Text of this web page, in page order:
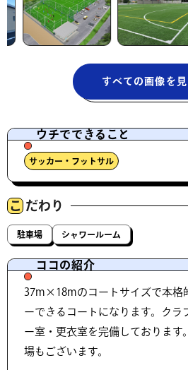
すべての画像を見
ウチでできること
サッカー・フットサル
こ だわり
駐車場 シャワールーム
ココの紹介
37m×18mのコートサイズで本格
ーできるコートになります。クラ
ー室・更衣室を完備しております
場もございます。